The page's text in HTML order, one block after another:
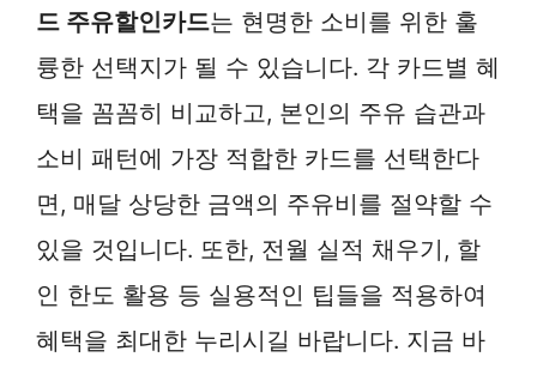
드 주유할인카드는 현명한 소비를 위한 훌
륭한 선택지가 될 수 있습니다. 각 카드별 혜
택을 꼼꼼히 비교하고, 본인의 주유 습관과
소비 패턴에 가장 적합한 카드를 선택한다
면, 매달 상당한 금액의 주유비를 절약할 수
있을 것입니다. 또한, 전월 실적 채우기, 할
인 한도 활용 등 실용적인 팁들을 적용하여
혜택을 최대한 누리시길 바랍니다. 지금 바